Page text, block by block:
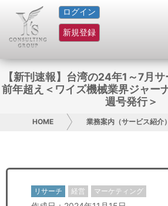
ログイン
新規登録
HOME
サービス紹介
コラム
グループ概要
採用情報
【新刊速報】台湾の24年1～7月
前年超え＜ワイズ機械業界ジャー
週号発行＞
HOME 業務案内（サービス紹介）
リサーチ 経営 マーケティング